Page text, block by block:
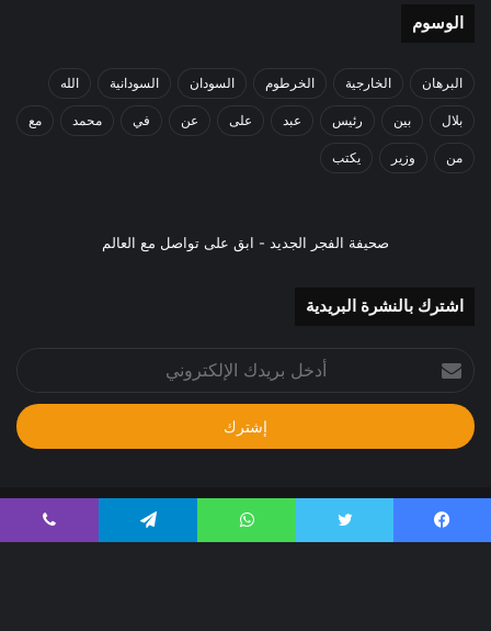
الوسوم
البرهان الخارجية الخرطوم السودان السودانية الله
بلال بين رئيس عبد على عن في محمد مع
من وزير يكتب
صحيفة الفجر الجديد - ابق على تواصل مع العالم
اشترك بالنشرة البريدية
بريدك
الإلكتروني
جميع الحقوق محفوظة 2024م
فيسبوك تويتر واتساب تيلقرام ڤايبر